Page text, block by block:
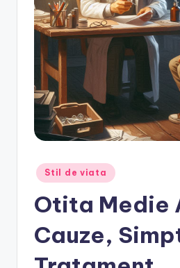
Posted
in
Stil de viata
Otita Medie
Cauze,